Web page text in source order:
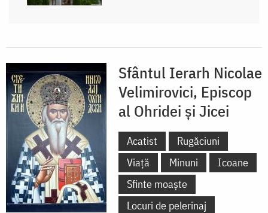
Sfântul Ierarh Nicolae
Velimirovici, Episcop
al Ohridei și Jicei
Acatist
Rugăciuni
Viață
Minuni
Icoane
Sfinte moaște
Locuri de pelerinaj